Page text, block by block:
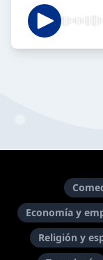
Economía y
Religión y